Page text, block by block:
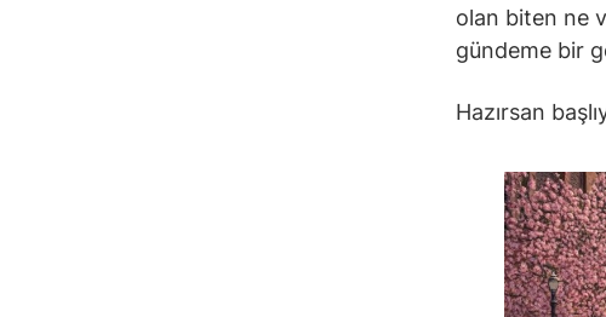
olan biten ne
gündeme bir
Hazırsan